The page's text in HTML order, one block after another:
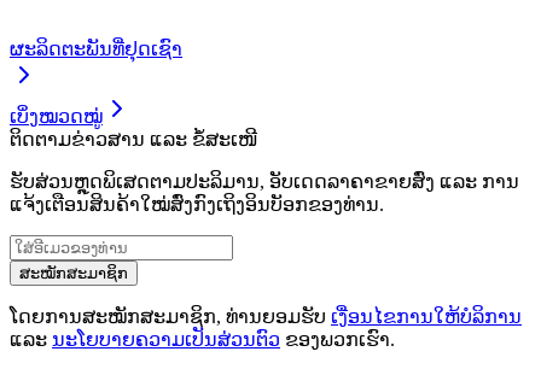
ຜະລິດຕະພັນທີ່ຢຸດເຊົາ
ເບິ່ງໝວດໝູ່
ຕິດຕາມຂ່າວສານ ແລະ ຂໍ້ສະເໜີ
ຮັບສ່ວນຫຼຸດພິເສດຕາມປະລິມານ, ອັບເດດລາຄາຂາຍສົ່ງ ແລະ ການ
ແຈ້ງເຕືອນສິນຄ້າໃໝ່ສົ່ງກົງເຖິງອິນບັອກຂອງທ່ານ.
ສະໝັກສະມາຊິກ
ໂດຍການສະໝັກສະມາຊິກ, ທ່ານຍອມຮັບ ເງື່ອນໄຂການໃຫ້ບໍລິການ
ແລະ ນະໂຍບາຍຄວາມເປັນສ່ວນຕົວ ຂອງພວກເຮົາ.